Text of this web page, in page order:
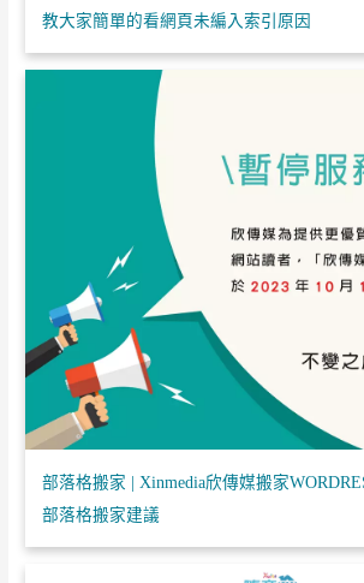
教大家簡單的看網頁未編入索引原因
部落格搬家 | Xinmedia欣傳媒搬家
部落格搬家建議